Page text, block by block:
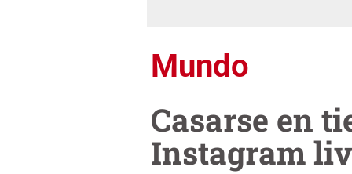
Mundo
Casarse en
Instagram